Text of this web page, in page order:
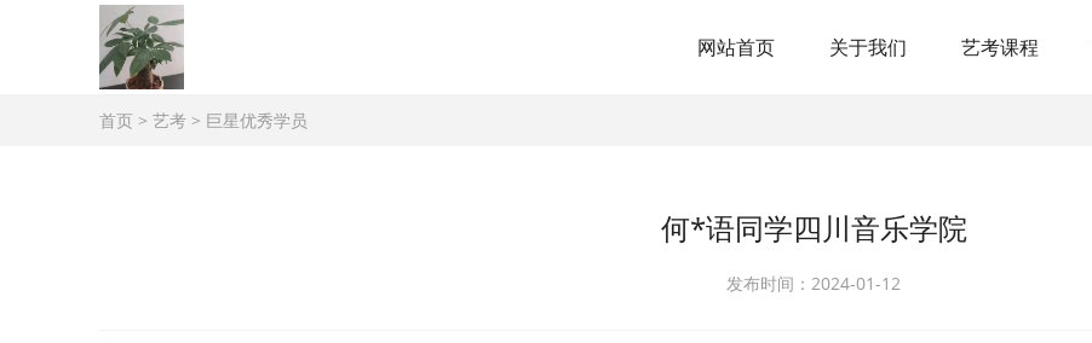
网站首页 关于我们 艺考课程
首页 > 艺考 > 巨星优秀学员
何*语同学四川音乐学院
发布时间：2024-01-12